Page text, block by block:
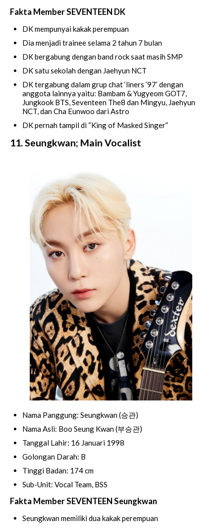
Fakta Member SEVENTEEN DK
DK mempunyai kakak perempuan
Dia menjadi trainee selama 2 tahun 7 bulan
DK bergabung dengan band rock saat masih SMP
DK satu sekolah dengan Jaehyun NCT
DK tergabung dalam grup chat ‘liners ’97’ dengan
anggota lainnya yaitu: Bambam & Yugyeom GOT7,
Jungkook BTS, Seventeen The8 dan Mingyu, Jaehyun
NCT, dan Cha Eunwoo dari Astro
DK pernah tampil di “King of Masked Singer”
11. Seungkwan; Main Vocalist
Nama Panggung: Seungkwan (승관)
Nama Asli: Boo Seung Kwan (부승관)
Tanggal Lahir: 16 Januari 1998
Golongan Darah: B
Tinggi Badan: 174 cm
Sub-Unit: Vocal Team, BSS
Fakta Member SEVENTEEN Seungkwan
Seungkwan memiliki dua kakak perempuan